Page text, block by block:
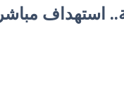
استهداف مباشر